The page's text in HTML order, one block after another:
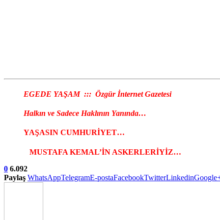
EGEDE YAŞAM ::: Özgür İnternet Gazetesi
Halkın ve Sadece Haklının Yanında…
YAŞASIN CUMHURİYET…
MUSTAFA KEMAL’İN ASKERLERİYİZ…
0 6.092
Paylaş WhatsAppTelegramE-postaFacebookTwitterLinkedin